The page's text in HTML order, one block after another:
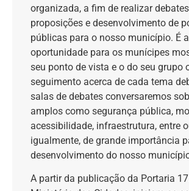
organizada, a fim de realizar
proposições e desenvolvimento de
públicas para o nosso município. É a
oportunidade para os munícipes
seu ponto de vista e o do seu grupo
seguimento acerca de cada tema
salas de debates conversaremos
amplos como segurança pública,
acessibilidade, infraestrutura, entre
igualmente, de grande importância
desenvolvimento do nosso
A partir da publicação da Portaria